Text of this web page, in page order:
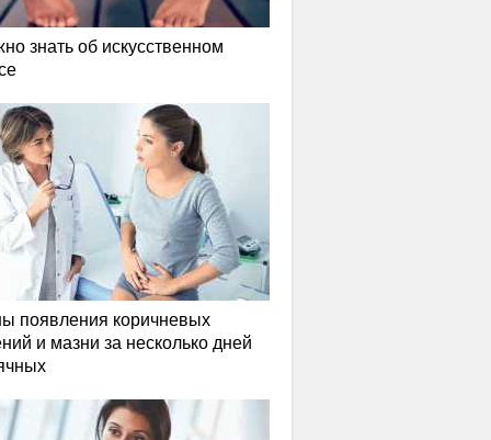
знать об искусственном
появления коричневых
и мазни за несколько дней